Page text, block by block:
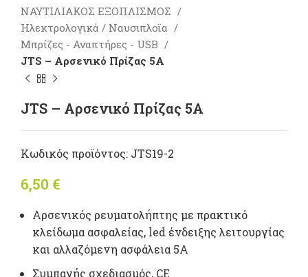
ΝΑΥΤΙΛΙΑΚΟΣ ΕΞΟΠΛΙΣΜΟΣ
Ηλεκτρολογικά / Ναυσιπλοϊα
Μπρίζες - Αναπτήρες - USB
JTS – Aρσενικό Πρίζας 5A
JTS – Aρσενικό Πρίζας 5A
Κωδικός προϊόντος: JTS19-2
6,50 €
Αρσενικός ρευματολήπτης με πρακτικό
κλείδωμα ασφαλείας, led ένδειξης λειτουργίας
και αλλαζόμενη ασφάλεια 5Α
Συμπαγής σχεδιασμός, CE